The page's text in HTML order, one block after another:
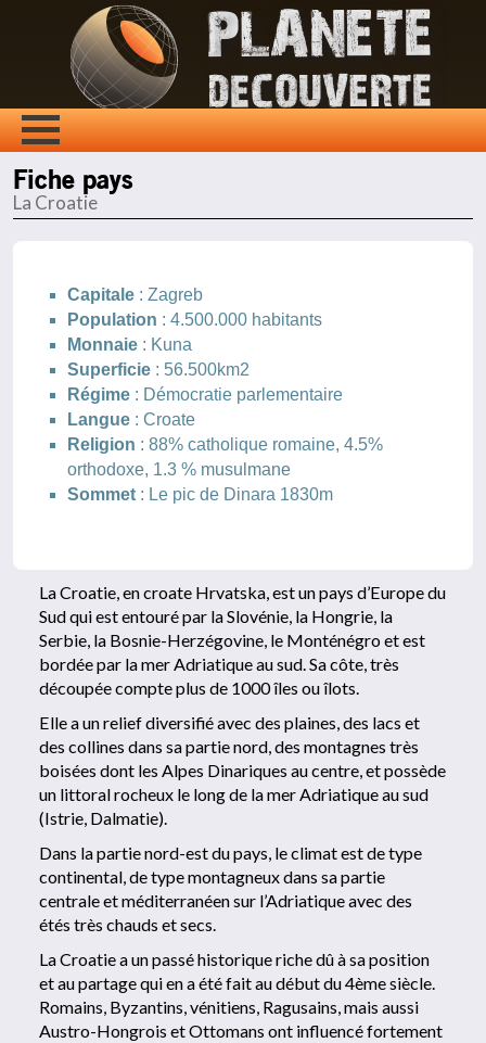
Fiche pays
La Croatie
Capitale : Zagreb
Population : 4.500.000 habitants
Monnaie : Kuna
Superficie : 56.500km2
Régime : Démocratie parlementaire
Langue : Croate
Religion : 88% catholique romaine, 4.5%
orthodoxe, 1.3 % musulmane
Sommet : Le pic de Dinara 1830m
La Croatie, en croate Hrvatska, est un pays d’Europe du
Sud qui est entouré par la Slovénie, la Hongrie, la
Serbie, la Bosnie-Herzégovine, le Monténégro et est
bordée par la mer Adriatique au sud. Sa côte, très
découpée compte plus de 1000 îles ou îlots.
Elle a un relief diversifié avec des plaines, des lacs et
des collines dans sa partie nord, des montagnes très
boisées dont les Alpes Dinariques au centre, et possède
un littoral rocheux le long de la mer Adriatique au sud
(Istrie, Dalmatie).
Dans la partie nord-est du pays, le climat est de type
continental, de type montagneux dans sa partie
centrale et méditerranéen sur l’Adriatique avec des
étés très chauds et secs.
La Croatie a un passé historique riche dû à sa position
et au partage qui en a été fait au début du 4ème siècle.
Romains, Byzantins, vénitiens, Ragusains, mais aussi
Austro-Hongrois et Ottomans ont influencé fortement